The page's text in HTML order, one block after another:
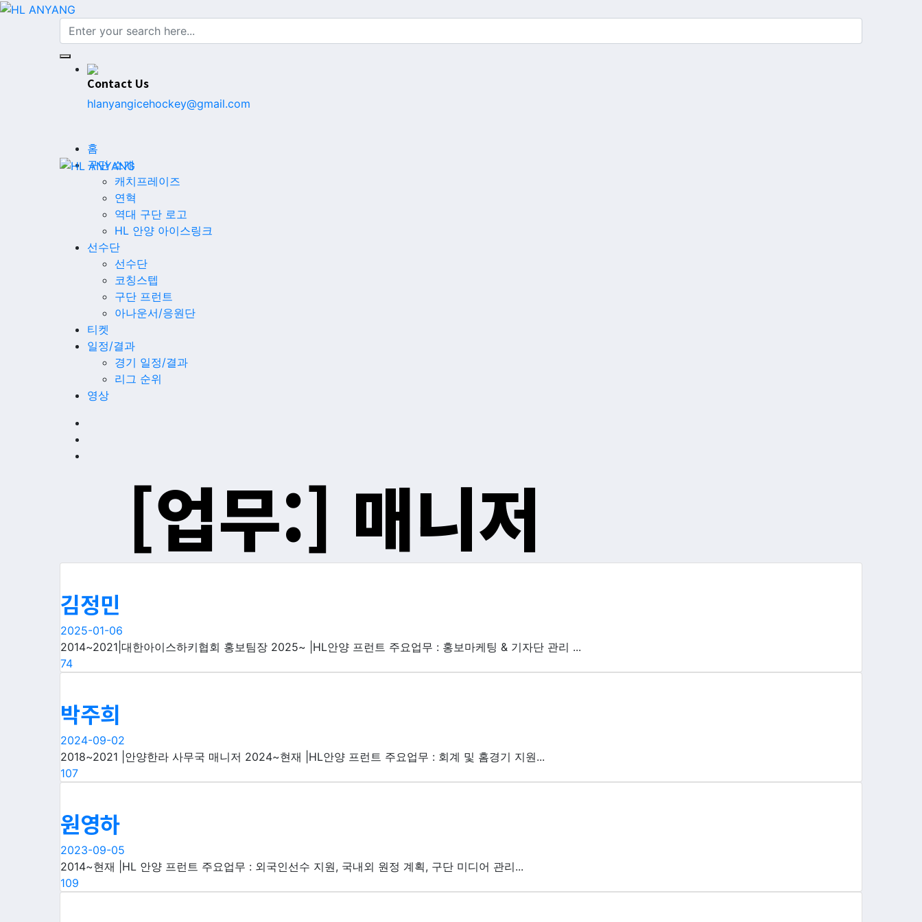
Contact Us
hlanyangicehockey@gmail.com
홈
구단 소개
캐치프레이즈
연혁
역대 구단 로고
HL 안양 아이스링크
선수단
선수단
코칭스텝
구단 프런트
아나운서/응원단
티켓
일정/결과
경기 일정/결과
리그 순위
영상
[업무:] 매니저
김정민
2025-01-06
2014~2021|대한아이스하키협회 홍보팀장 2025~ |HL안양 프런트 주요업무 : 홍보마케팅 & 기자단 관리 ...
74
박주희
2024-09-02
2018~2021 |안양한라 사무국 매니저 2024~현재 |HL안양 프런트 주요업무 : 회계 및 홈경기 지원...
107
원영하
2023-09-05
2014~현재 |HL 안양 프런트 주요업무 : 외국인선수 지원, 국내외 원정 계획, 구단 미디어 관리...
109